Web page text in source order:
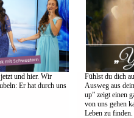
und hier. Wir
Er hat durch uns
Fühlst du dich
Ausweg aus
up” zeigt einen
von uns gehen
Leben zu finden.